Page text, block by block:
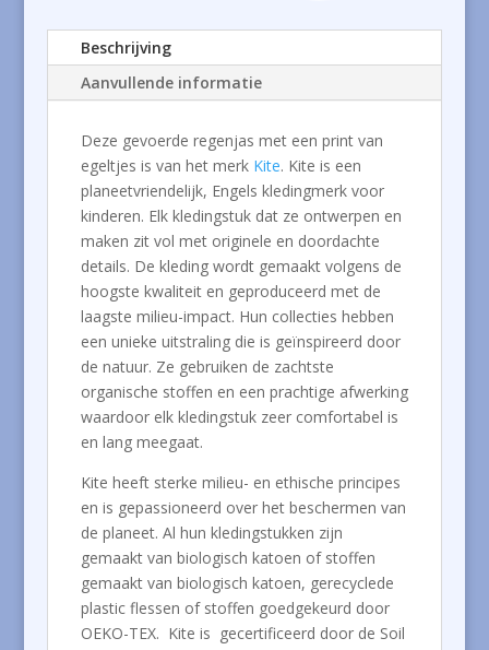
Beschrijving
Aanvullende informatie
Deze gevoerde regenjas met een print van
egeltjes is van het merk Kite. Kite is een
planeetvriendelijk, Engels kledingmerk voor
kinderen. Elk kledingstuk dat ze ontwerpen en
maken zit vol met originele en doordachte
details. De kleding wordt gemaakt volgens de
hoogste kwaliteit en geproduceerd met de
laagste milieu-impact. Hun collecties hebben
een unieke uitstraling die is geïnspireerd door
de natuur. Ze gebruiken de zachtste
organische stoffen en een prachtige afwerking
waardoor elk kledingstuk zeer comfortabel is
en lang meegaat.
Kite heeft sterke milieu- en ethische principes
en is gepassioneerd over het beschermen van
de planeet. Al hun kledingstukken zijn
gemaakt van biologisch katoen of stoffen
gemaakt van biologisch katoen, gerecyclede
plastic flessen of stoffen goedgekeurd door
OEKO-TEX. Kite is gecertificeerd door de Soil